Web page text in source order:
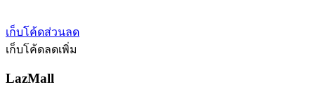
เก็บโค้ดส่วนลด
เก็บโค้ดลดเพิ่ม
LazMall